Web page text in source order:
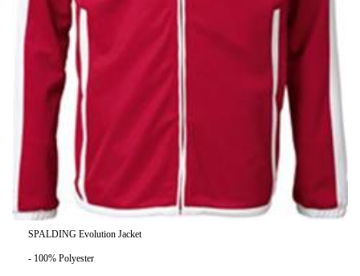
SPALDING Evolution Jacket
- 100% Polyester